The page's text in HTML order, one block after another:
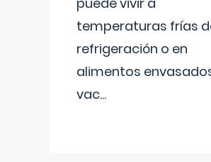
temperaturas frías
refrigeración o en
alimentos
vac...